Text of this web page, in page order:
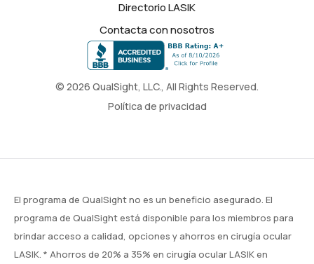
© 2026 QualSight, LLC., All Rights Reserved.
Política de privacidad
Directorio LASIK
Contacta con nosotros
El programa de QualSight no es un beneficio asegurado. El
programa de QualSight está disponible para los miembros para
brindar acceso a calidad, opciones y ahorros en cirugía ocular
LASIK. * Ahorros de 20% a 35% en cirugía ocular LASIK en